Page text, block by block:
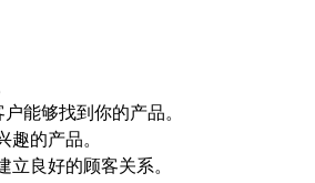
能够找到你的产品。
的产品。
良好的顾客关系。